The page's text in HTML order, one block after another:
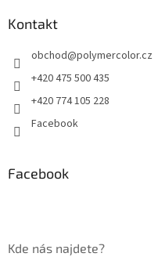
Kontakt
obchod@polymercolor.cz
+420 475 500 435
+420 774 105 228
Facebook
Facebook
Kde nás najdete?